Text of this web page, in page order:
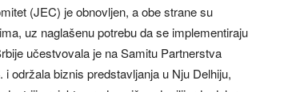
(JEC) je obnovljen, a obe strane su
uz naglašenu potrebu da se implementiraju
učestvovala je na Samitu Partnerstva
održala biznis predstavljanja u Nju Delhiju,